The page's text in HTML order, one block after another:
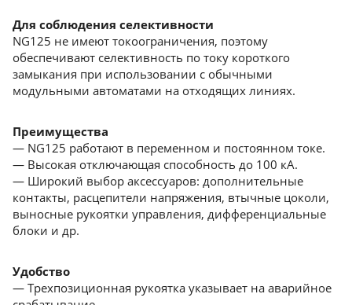
Для соблюдения селективности
NG125 не имеют токоограничения, поэтому
обеспечивают селективность по току короткого
замыкания при использовании с обычными
модульными автоматами на отходящих линиях.
Преимущества
— NG125 работают в переменном и постоянном токе.
— Высокая отключающая способность до 100 кА.
— Широкий выбор аксессуаров: дополнительные
контакты, расцепители напряжения, втычные цоколи,
выносные рукоятки управления, дифференциальные
блоки и др.
Удобство
— Трехпозиционная рукоятка указывает на аварийное